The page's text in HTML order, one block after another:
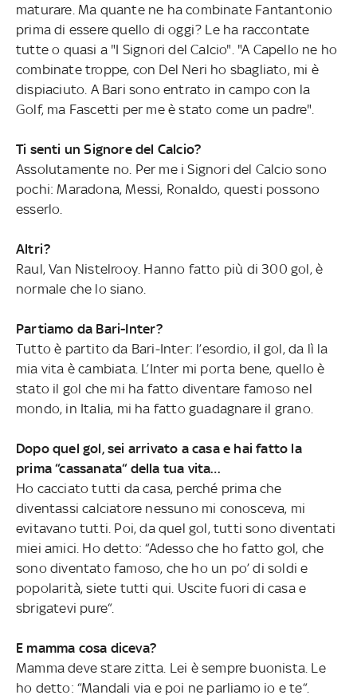
maturare. Ma quante ne ha combinate Fantantonio
prima di essere quello di oggi? Le ha raccontate
tutte o quasi a "I Signori del Calcio". "A Capello ne ho
combinate troppe, con Del Neri ho sbagliato, mi è
dispiaciuto. A Bari sono entrato in campo con la
Golf, ma Fascetti per me è stato come un padre".
Ti senti un Signore del Calcio?
Assolutamente no. Per me i Signori del Calcio sono
pochi: Maradona, Messi, Ronaldo, questi possono
esserlo.
Altri?
Raul, Van Nistelrooy. Hanno fatto più di 300 gol, è
normale che lo siano.
Partiamo da Bari-Inter?
Tutto è partito da Bari-Inter: l’esordio, il gol, da lì la
mia vita è cambiata. L’Inter mi porta bene, quello è
stato il gol che mi ha fatto diventare famoso nel
mondo, in Italia, mi ha fatto guadagnare il grano.
Dopo quel gol, sei arrivato a casa e hai fatto la
prima “cassanata“ della tua vita…
Ho cacciato tutti da casa, perché prima che
diventassi calciatore nessuno mi conosceva, mi
evitavano tutti. Poi, da quel gol, tutti sono diventati
miei amici. Ho detto: “Adesso che ho fatto gol, che
sono diventato famoso, che ho un po’ di soldi e
popolarità, siete tutti qui. Uscite fuori di casa e
sbrigatevi pure“.
E mamma cosa diceva?
Mamma deve stare zitta. Lei è sempre buonista. Le
ho detto: “Mandali via e poi ne parliamo io e te“.